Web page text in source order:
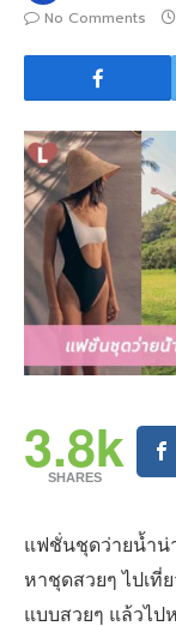
No Comments
3.8k
SHARES
แฟชั่นชุดว่ายน้ำน่
หาชุดสวยๆ ไปเที่
แบบสวยๆ แล้วไป